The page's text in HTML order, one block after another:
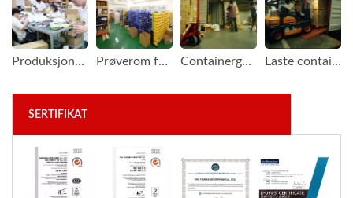
Produksjonskontroll og pakking Prøverom for fraktarkiv Containergård i bygningen vår Laste containeren
SERTIFIKAT